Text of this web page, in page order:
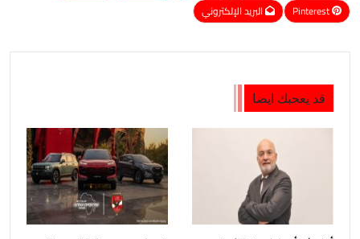
Pinterest
البريد الإلكتروني
قد يعجبك ايضا